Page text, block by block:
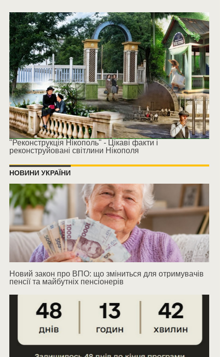
"Реконструкція Нікополь" - Цікаві факти і
реконструйовані світлини Нікополя
НОВИНИ УКРАЇНИ
Новий закон про ВПО: що зміниться для отримувачів
пенсії та майбутніх пенсіонерів